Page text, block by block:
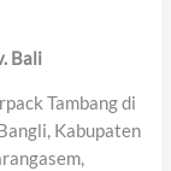
Bali
Tambang di
Kabupaten